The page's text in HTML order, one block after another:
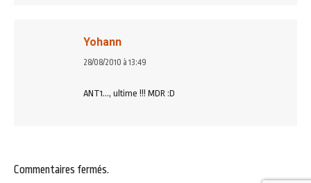
Yohann
dit
28/08/2010 à 13:49
ANT1…, ultime !!! MDR :D
Commentaires fermés.